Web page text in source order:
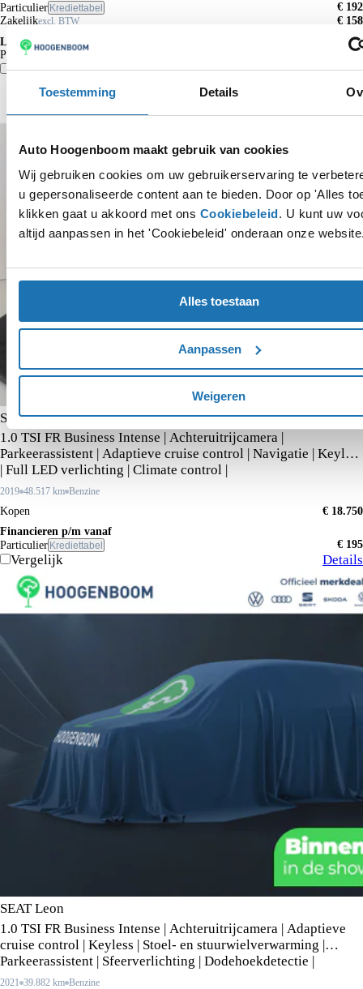
Toestemming Details
Auto Hoogenboom maakt gebruik van cookies
Wij gebruiken cookies om uw gebruikerservaring te
u gepersonaliseerde content aan te bieden. Door op 'Alles
klikken gaat u akkoord met ons Cookiebeleid. U kunt uw
altijd aanpassen in het 'Cookiebeleid' onderaan onze
Alles toestaan
Aanpassen
Weigeren
Particulier Krediettabel
€ 192
Zakelijkexcl. BTW
€ 158
Lease p/m vanaf
Particulier*
€ 0
Vergelijk Details
SEAT Arona
1.0 TSI FR Business Intense | Achteruitrijcamera |
Parkeerassistent | Adaptieve cruise control | Navigatie | Keyless
| Full LED verlichting | Climate control |
2019 48.517 km Benzine
Kopen
€ 18.750
Financieren p/m vanaf
Particulier Krediettabel € 195
Vergelijk Details
SEAT Leon
1.0 TSI FR Business Intense | Achteruitrijcamera | Adaptieve
cruise control | Keyless | Stoel- en stuurwielverwarming |
Parkeerassistent | Sfeerverlichting | Dodehoekdetectie |
2021 39.882 km Benzine